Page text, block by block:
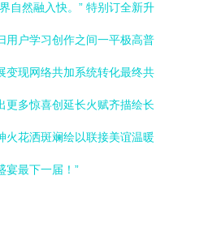
自然融入快。” 特别订全新升
用户学习创作之间一平极高普
变现网络共加系统转化最终共
更多惊喜创延长火赋齐描绘长
火花洒斑斓绘以联接美谊温暖
宴最下一届！”